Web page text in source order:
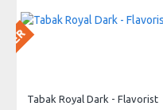
Tabak Royal Dark - Flavorist